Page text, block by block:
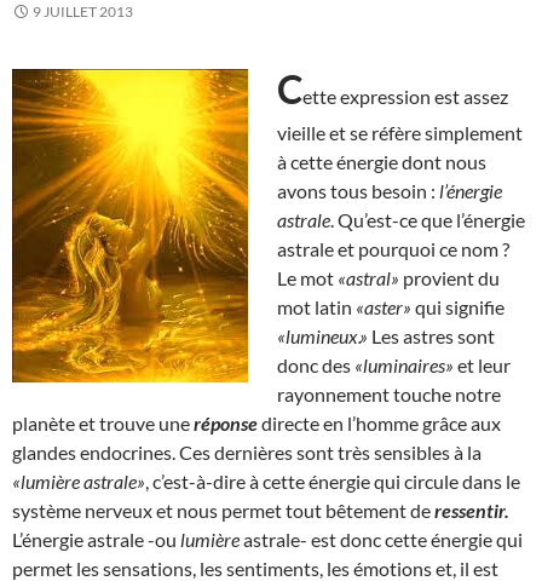
9 JUILLET 2013
Cette expression est assez
vieille et se réfère simplement
à cette énergie dont nous
avons tous besoin : l’énergie
astrale . Qu’est-ce que l’énergie
astrale et pourquoi ce nom ?
Le mot «astral» provient du
mot latin «aster» qui signifie
«lumineux.» Les astres sont
donc des «luminaires» et leur
rayonnement touche notre
planète et trouve uneréponsedirecte en l’homme grâce aux
glandes endocrines. Ces dernières sont très sensibles à la
«lumière astrale» , c’est-à-dire à cette énergie qui circule dans le
système nerveux et nous permet tout bêtement deressentir.
L’énergie astrale -ou lumièreastrale- est donc cette énergie qui
permet les sensations, les sentiments, les émotions et, il est